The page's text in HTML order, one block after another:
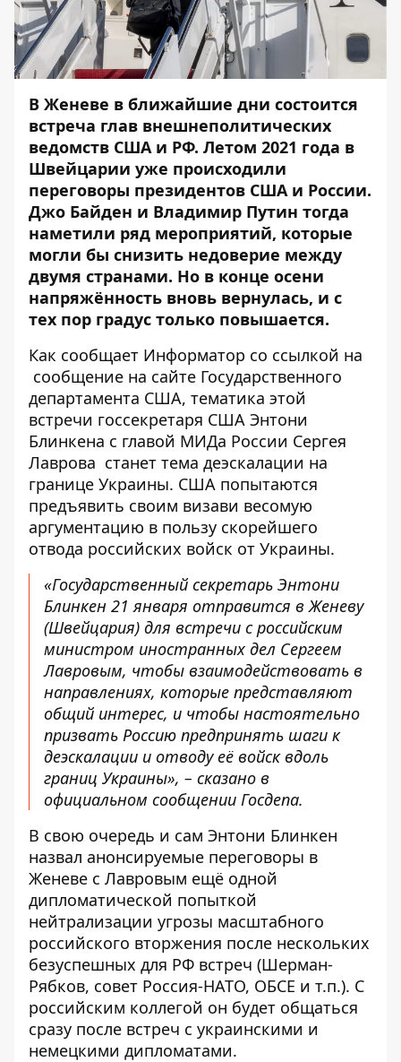
В Женеве в ближайшие дни состоится
встреча глав внешнеполитических
ведомств США и РФ. Летом 2021 года в
Швейцарии уже происходили
переговоры президентов США и России.
Джо Байден и Владимир Путин тогда
наметили ряд мероприятий, которые
могли бы снизить недоверие между
двумя странами. Но в конце осени
напряжённость вновь вернулась, и с
тех пор градус только повышается.
Как сообщает Информатор со ссылкой на
сообщение на сайте Государственного
департамента США, тематика этой
встречи госсекретаря США Энтони
Блинкена с главой МИДа России Сергея
Лаврова станет тема деэскалации на
границе Украины. США попытаются
предъявить своим визави весомую
аргументацию в пользу скорейшего
отвода российских войск от Украины.
«Государственный секретарь Энтони
Блинкен 21 января отправится в Женеву
(Швейцария) для встречи с российским
министром иностранных дел Сергеем
Лавровым, чтобы взаимодействовать в
направлениях, которые представляют
общий интерес, и чтобы настоятельно
призвать Россию предпринять шаги к
деэскалации и отводу её войск вдоль
границ Украины», – сказано в
официальном сообщении Госдепа.
В свою очередь и сам Энтони Блинкен
назвал анонсируемые переговоры в
Женеве с Лавровым ещё одной
дипломатической попыткой
нейтрализации угрозы масштабного
российского вторжения после нескольких
безуспешных для РФ встреч (Шерман-
Рябков, совет Россия-НАТО, ОБСЕ и т.п.). С
российским коллегой он будет общаться
сразу после встреч с украинскими и
немецкими дипломатами.